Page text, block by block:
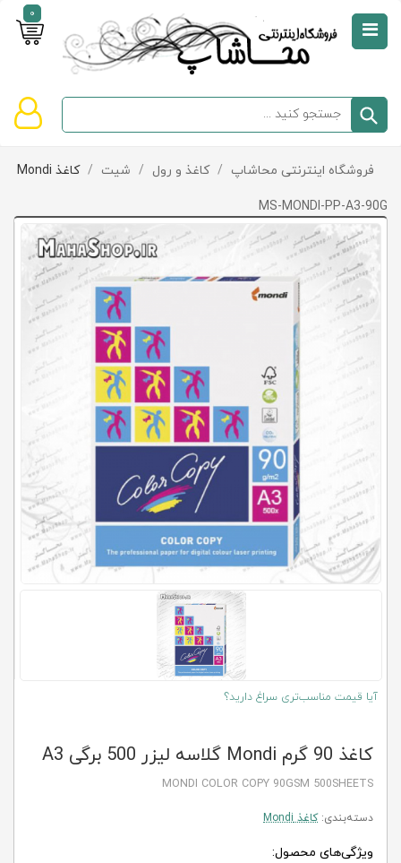
0
صفحه
دسته‌بندی
تخفیف‌ها
و
پیشنهادها
تماس
سبد
خالی
است
فروشگاه اینترنتی محاشاپ / کاغذ و رول / شیت / کاغذ Mondi
MS-MONDI-PP-A3-90G
آیا قیمت مناسب‌تری سراغ دارید؟
کاغذ 90 گرم Mondi گلاسه لیزر 500 برگی A3
MONDI COLOR COPY 90GSM 500SHEETS
دسته‌بندی:کاغذ Mondi
ویژگی‌های محصول: